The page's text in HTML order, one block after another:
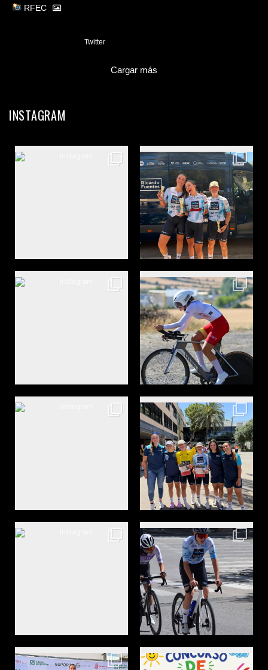
RFEC
Twitter
Cargar más
INSTAGRAM